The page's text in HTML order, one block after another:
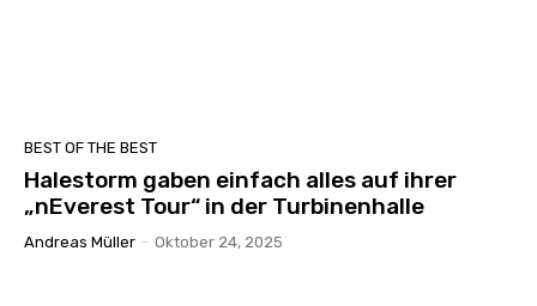
BEST OF THE BEST
Halestorm gaben einfach alles auf ihrer
„nEverest Tour“ in der Turbinenhalle
Andreas Müller - Oktober 24, 2025